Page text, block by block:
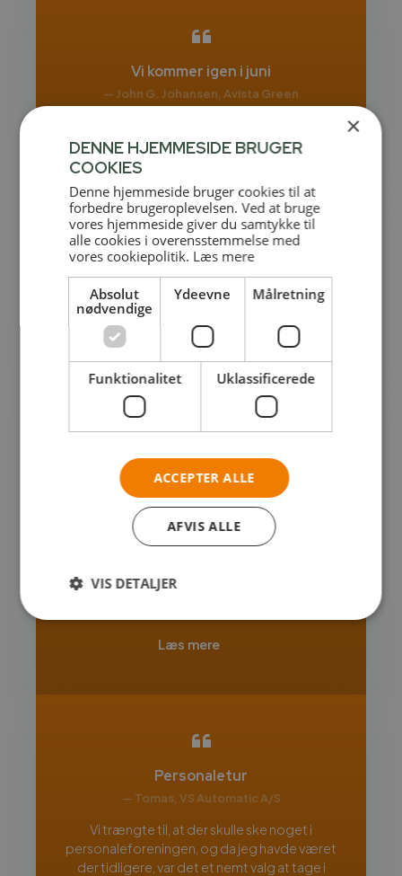
Vi kommer igen i juni
— John G. Johansen, Avista Green
De bedste anbefalinger herfra
— Lars Borgbjerg Nielsen, Dueholm Steel
Læs mere
Mødelokale lige midt i DK
— Palle Nielsen, opmålingsleder, Styrelsen for
Dataforsyning og Infrastruktur
Ifm. et møde for kollegaer ”i marken” valgte
jeg et leje et mødelokale ved Event Park
så lokationen her er fin ”lige midt i det hele” og
Læs mere
Personaletur
— Tomas, VS Automatic A/S
Vi trængte til, at der skulle ske noget i
personaleforeningen, og da jeg havde været
der tidligere, var det et nemt valg at tage i
×
DENNE HJEMMESIDE BRUGER
COOKIES
Denne hjemmeside bruger cookies til at
forbedre brugeroplevelsen. Ved at bruge
vores hjemmeside giver du samtykke til
alle cookies i overensstemmelse med
vores cookiepolitik. Læs mere
Absolut
nødvendige
Ydeevne Målretning
Funktionalitet Uklassificerede
ACCEPTER ALLE
AFVIS ALLE
VIS DETALJER